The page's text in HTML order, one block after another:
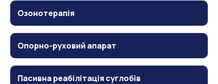
Озонотерапія
Опорно-руховий апарат
Пасивна реабілітація суглобів